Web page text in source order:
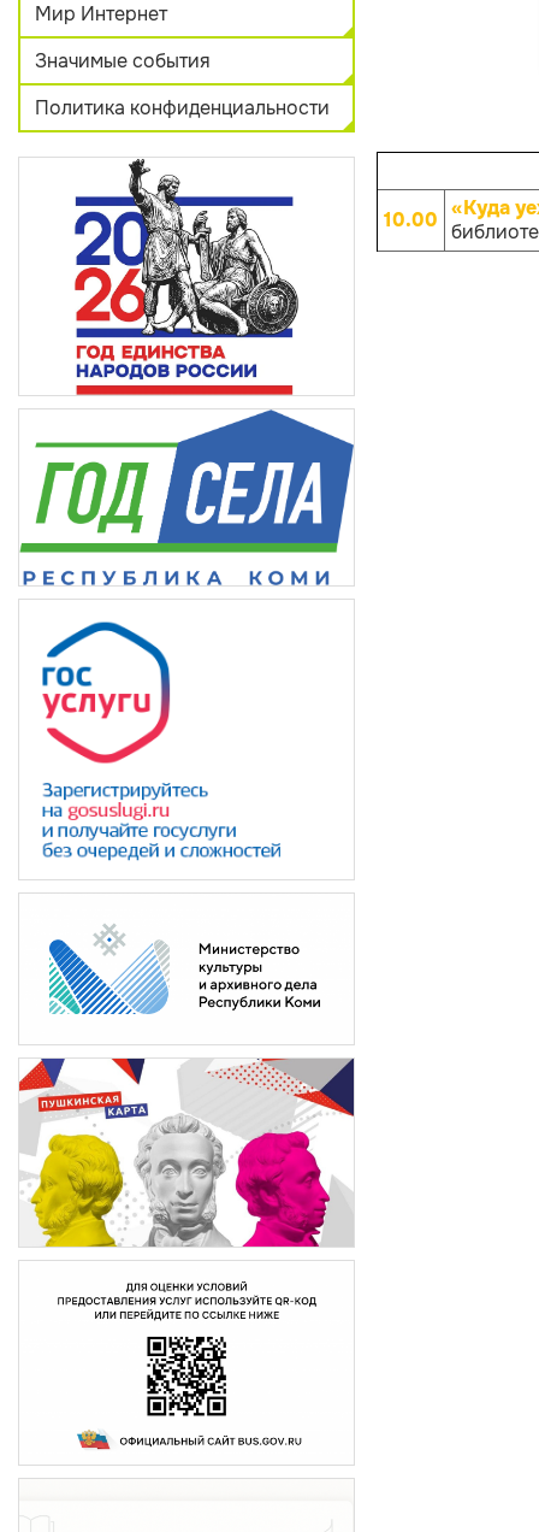
Мир Интернет
Значимые события
Политика конфиденциальности
10.00 «Куда